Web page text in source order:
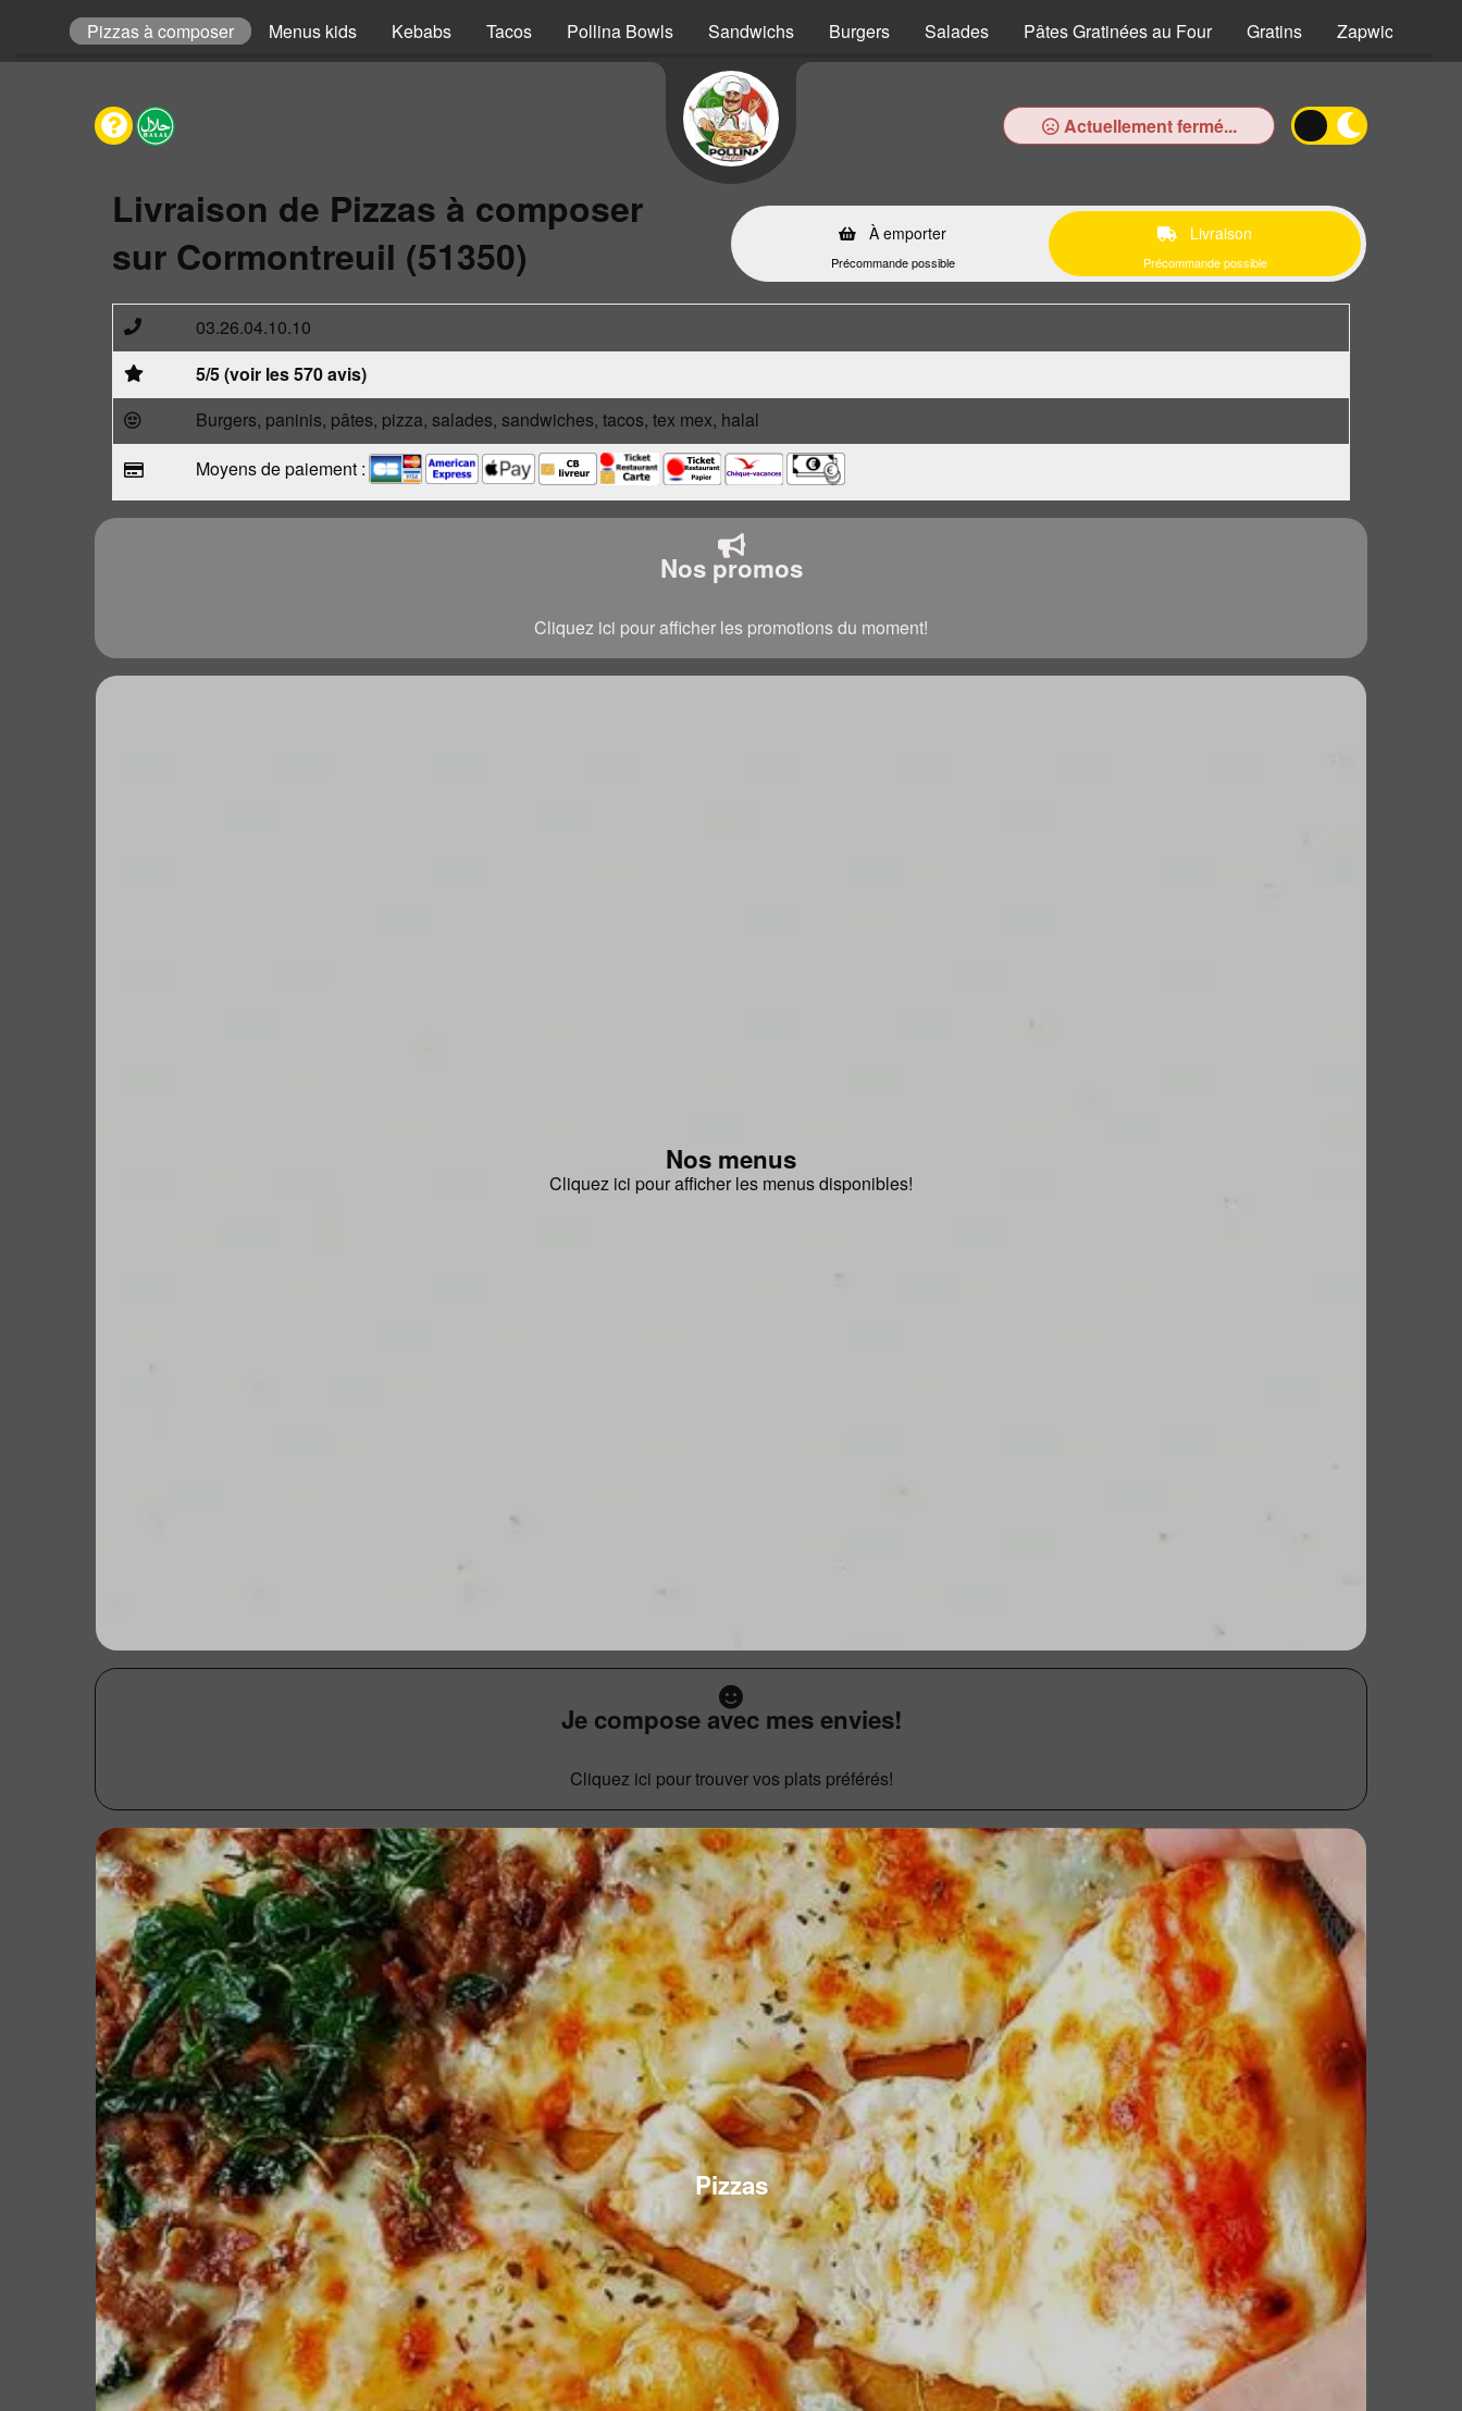
Pizzas à composer Menus kids Kebabs Tacos Pollina Bowls Sandwichs Burgers Salades Pâtes Gratinées au Four Gratins Zapwiches
Actuellement fermé...
Livraison de Pizzas à composer
sur Cormontreuil (51350)
À emporter
Précommande possible
Livraison
Précommande possible
03.26.04.10.10
5/5 (voir les 570 avis)
Burgers, paninis, pâtes, pizza, salades, sandwiches, tacos, tex mex, halal
Moyens de paiement :
Nos promos
Cliquez ici pour afficher les promotions du moment!
Nos menus
Cliquez ici pour afficher les menus disponibles!
Je compose avec mes envies!
Cliquez ici pour trouver vos plats préférés!
Pizzas